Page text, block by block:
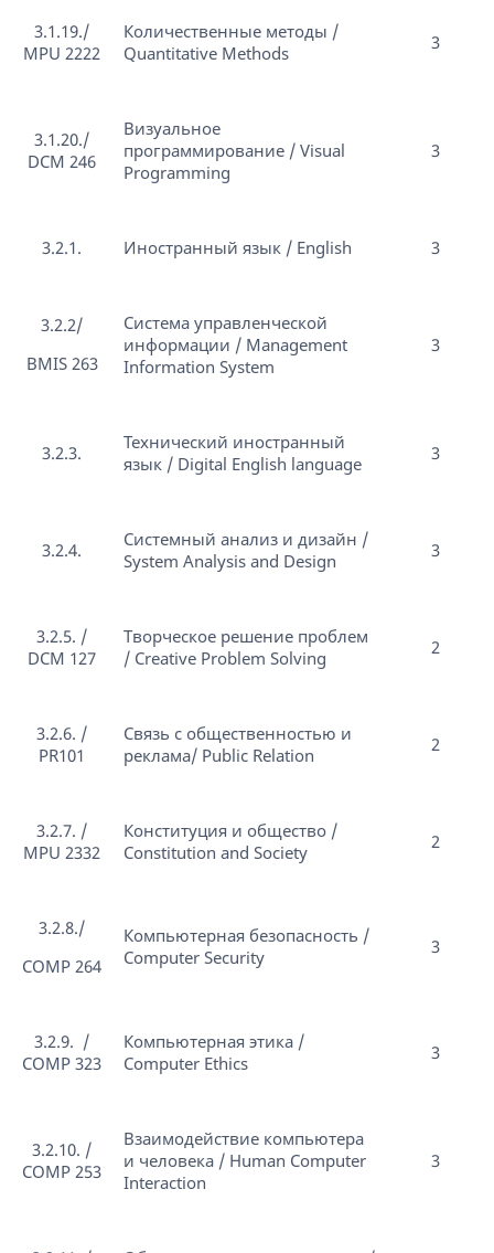
3.1.19./
MPU 2222
Количественные методы /
Quantitative Methods
3
3.1.20./
DCM 246
Визуальное
программирование / Visual
Programming
3
3.2.1. Иностранный язык / English 3
3.2.2/
BMIS 263
Система управленческой
информации / Management
Information System
3
3.2.3.
Технический иностранный
язык / Digital English language
3
3.2.4.
Системный анализ и дизайн /
System Analysis and Design
3
3.2.5. /
DCM 127
Творческое решение проблем
/ Creative Problem Solving
2
3.2.6. /
PR101
Связь с общественностью и
реклама/ Public Relation
2
3.2.7. /
MPU 2332
Конституция и общество /
Constitution and Society
2
3.2.8./
COMP 264
Компьютерная безопасность /
Computer Security
3
3.2.9. /
COMP 323
Компьютерная этика /
Computer Ethics
3
3.2.10. /
COMP 253
Взаимодействие компьютера
и человека / Human Computer
Interaction
3